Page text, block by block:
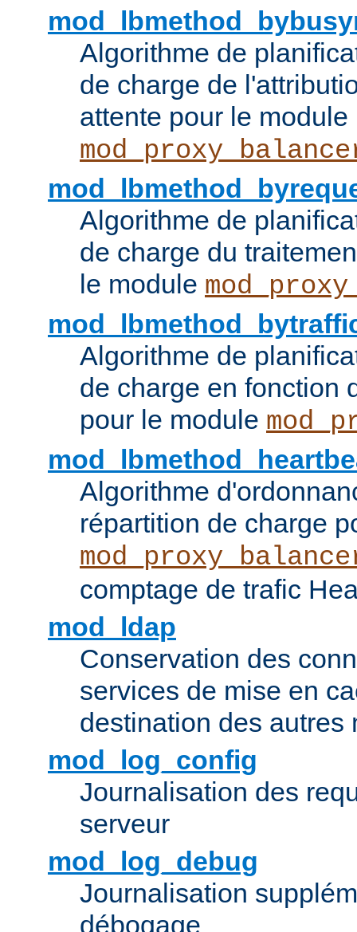
Algorithme de
de charge de
attente pour le module
Algorithme de
de charge du
le module
Algorithme de
de charge en fonction
pour le module
Algorithme
répartition de charge
comptage de trafic
mod_ldap
Conservation des
services de mise en
destination des autres
mod_log_config
Journalisation des
serveur
mod_log_debug
Journalisation
débogage